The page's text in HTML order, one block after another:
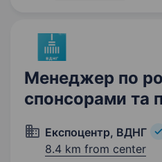
Менеджер по
спонсорами та
Експоцентр, ВДНГ
8.4 km from center